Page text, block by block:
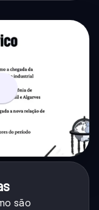
são